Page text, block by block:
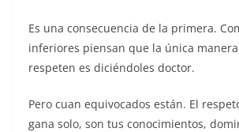
Es una consecuencia de la primera.
inferiores piensan que la única
respeten es diciéndoles doctor.
Pero cuan equivocados están. El
gana solo, son tus conocimientos,